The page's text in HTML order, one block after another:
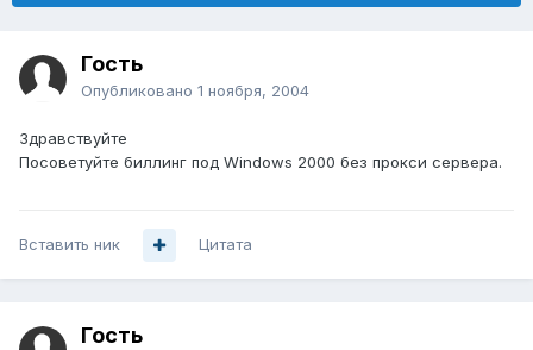
Гость
Опубликовано 1 ноября, 2004
Здравствуйте
Посоветуйте биллинг под Windows 2000 без прокси сервера.
Вставить ник Цитата
Гость